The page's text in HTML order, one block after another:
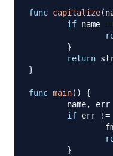
func capitalize(
if name
}
return
}
func main( )
{
	name
, err
if err !=
}